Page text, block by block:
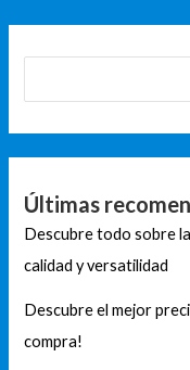
Últimas
Descubre todo sobre
calidad y versatilidad
Descubre el mejor
compra!